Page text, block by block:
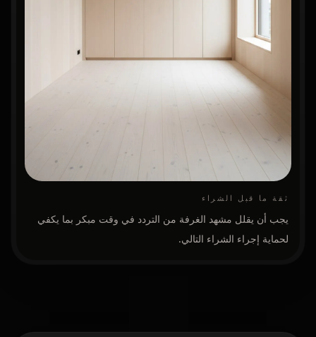
ثقة ما قبل الشراء
يجب أن يقلل مشهد الغرفة من التردد في وقت مبكر بما يكفي
لحماية إجراء الشراء التالي.